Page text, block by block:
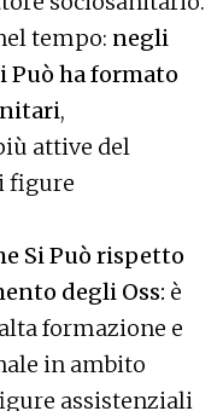
tempo: negli
Può ha formato
,
attive del
figure
Si Può rispetto
degli Oss: è
formazione e
in ambito
assistenziali